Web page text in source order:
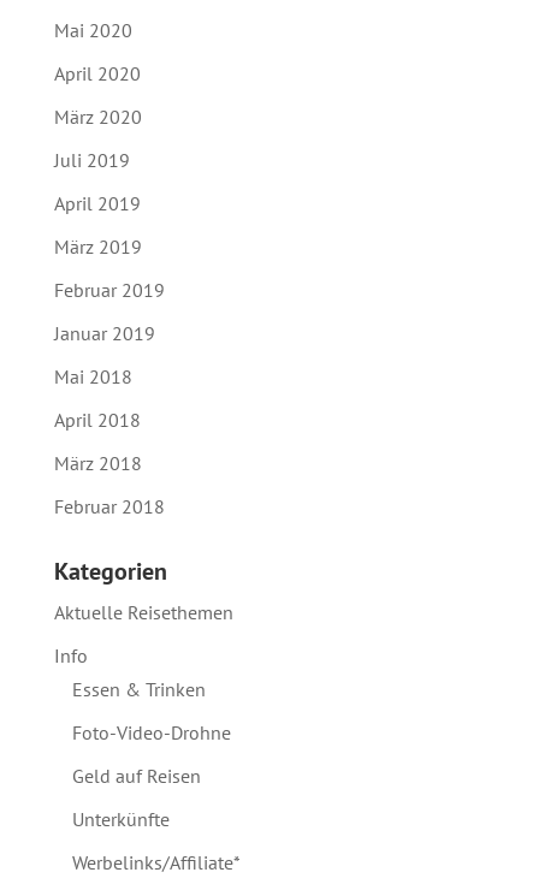
Mai 2020
April 2020
März 2020
Juli 2019
April 2019
März 2019
Februar 2019
Januar 2019
Mai 2018
April 2018
März 2018
Februar 2018
Kategorien
Aktuelle Reisethemen
Info
Essen & Trinken
Foto-Video-Drohne
Geld auf Reisen
Unterkünfte
Werbelinks/Affiliate*